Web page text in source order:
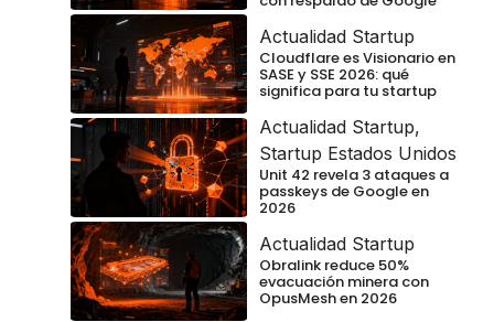
Actualidad Startup
Cloudflare es Visionario en
SASE y SSE 2026: qué
significa para tu startup
Actualidad Startup,
Startup Estados Unidos
Unit 42 revela 3 ataques a
passkeys de Google en
2026
Actualidad Startup
Obralink reduce 50%
evacuación minera con
OpusMesh en 2026